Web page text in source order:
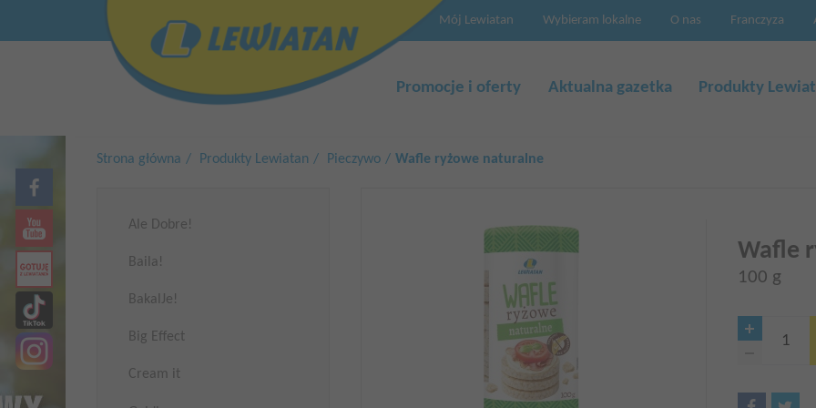
menu
Mój Lewiatan Wybieram lokalne O nas Franczyza
Główna
Promocje i oferty Aktualna gazetka Produkty
Strona główna Produkty Lewiatan Pieczywo Wafle ryżowe naturalne
Ale Dobre!
Baila!
BakalJe!
Big Effect
Cream it
Wafle
100 g